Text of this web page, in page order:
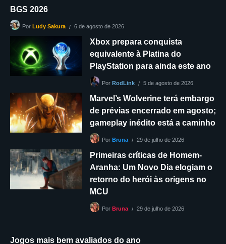
BGS 2026
Por Ludy Sakura 6 de agosto de 2026
Xbox prepara conquista
equivalente à Platina do
PlayStation para ainda este ano
Por RodLink 5 de agosto de 2026
Marvel’s Wolverine terá embargo
de prévias encerrado em agosto;
gameplay inédito está a caminho
Por Bruna 29 de julho de 2026
Primeiras críticas de Homem-
Aranha: Um Novo Dia elogiam o
retorno do herói às origens no
MCU
Por Bruna 29 de julho de 2026
Jogos mais bem avaliados do ano